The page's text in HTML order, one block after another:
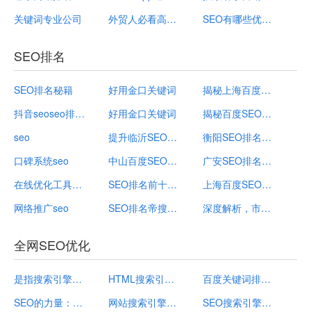
关键词专业公司
外贸人必看高效引流推广的关键步骤与网站建设公司的应用
SEO有哪些优势？SEO优化公司哪家好？
SEO排名
SEO排名秘籍
抖音seoseo排名关键词排名
seo
口碑系统seo
在线优化工具网站
网络推广seo
好用金口关键词
好用金口关键词
提升临沂SEO排名：全方位外链建设规划及执行方案
中山百度SEO排名公司，提升网站排名，助力企业发展
SEO排名前十的关键词揭秘，抓住流量的秘诀！
SEO排名帝搜软件——提升网站排名的必备工具
揭秘上海百度SEO排名公司，这些企业名称你不可不知！
揭秘百度SEO排名提升策略，如何巧妙刷排名，提升网站流量
衡阳SEO排名，提升网站曝光度与吸引更多客户
广安SEO排名，提升网站曝光度与吸引更多客户
上海百度SEO排名公司排行榜
深度解析，市面上流行的百度SEO排名软件盘点及使用指南
全网SEO优化
是指搜索引擎优化seo
SEO的力量：29个需要搜索引擎优化原因！
HTML搜索引擎优化SEO教程：提高网页排名的有效方法
网站搜索引擎优化如何提升预估流量？网站搜索引擎优化主要方法
百度关键词排行榜揭秘，洞察搜索引擎优化之道
SEO搜索引擎优化详细步骤指南，从入门到精通